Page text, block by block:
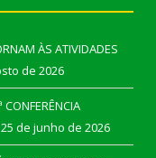
ÀS ATIVIDADES
de 2026
CONFERÊNCIA
25 de junho de 2026